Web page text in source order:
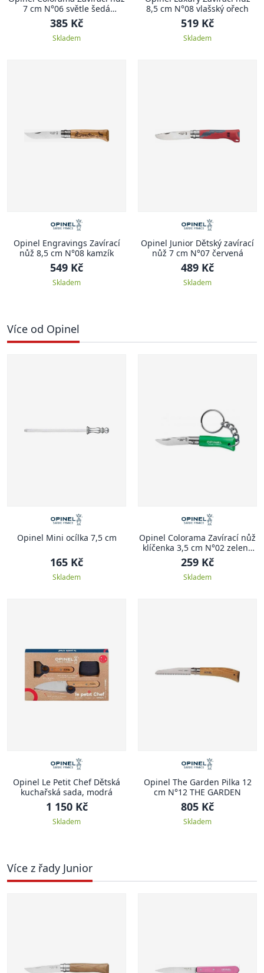
7 cm N°06 světle šedá
COLORAMA
385 Kč
Skladem
8,5 cm N°08 vlašský ořech
519 Kč
Skladem
Opinel Engravings Zavírací
nůž 8,5 cm N°08 kamzík
549 Kč
Skladem
Opinel Junior Dětský zavírací
nůž 7 cm N°07 červená
489 Kč
Skladem
Více od Opinel
Opinel Mini ocílka 7,5 cm
165 Kč
Skladem
Opinel Colorama Zavírací nůž
klíčenka 3,5 cm N°02 zelená
COLORAMA
259 Kč
Skladem
Opinel Le Petit Chef Dětská
kuchařská sada, modrá
1 150 Kč
Skladem
Opinel The Garden Pilka 12
cm N°12 THE GARDEN
805 Kč
Skladem
Více z řady Junior